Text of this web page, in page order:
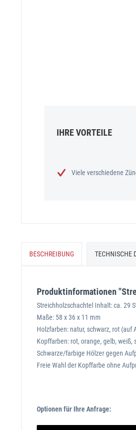
IHRE VORTEILE
Viele verschiedene
BESCHREIBUNG TECHNISCHE
Produktinformationen
Streichholzschachtel Inhalt: ca. 29
Maße: 58 x 36 x 11 mm
Holzfarben: natur, schwarz, rot (auf
Kopffarben: rot, orange, gelb,
Schwarze/farbige Hölzer gegen
Freie Wahl der Kopffarbe ohne
Optionen für Ihre Anfrage: